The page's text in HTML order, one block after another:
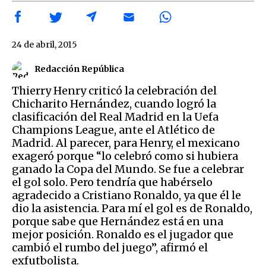
Redacción República
24 de abril, 2015
Thierry Henry criticó la celebración del
Chicharito Hernández, cuando logró la
clasificación del Real Madrid en la Uefa
Champions League, ante el Atlético de
Madrid. Al parecer, para Henry, el mexicano
exageró porque “lo celebró como si hubiera
ganado la Copa del Mundo. Se fue a celebrar
el gol solo. Pero tendría que habérselo
agradecido a Cristiano Ronaldo, ya que él le
dio la asistencia. Para mí el gol es de Ronaldo,
porque sabe que Hernández está en una
mejor posición. Ronaldo es el jugador que
cambió el rumbo del juego”, afirmó el
exfutbolista.